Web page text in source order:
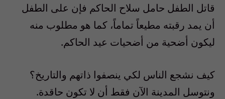
قاتل الطفل حامل سلاح الحاكم فإن على الطفل
أن يمد رقبته مطيعاً تماماً، كما هو مطلوب منه
ليكون أضحية من أضحيات عيد الحاكم.
كيف نشجع الناس لكي ينصفوا ذاتهم والتاريخ؟
ونتوسل المدينة الآن فقط أن لا تكون حاقدة.